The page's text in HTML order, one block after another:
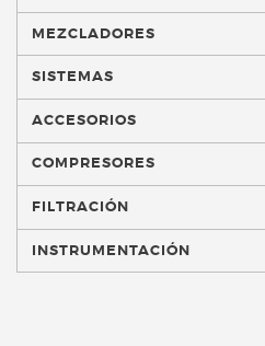
MEZCLADORES
SISTEMAS
ACCESORIOS
COMPRESORES
FILTRACIÓN
INSTRUMENTACIÓN